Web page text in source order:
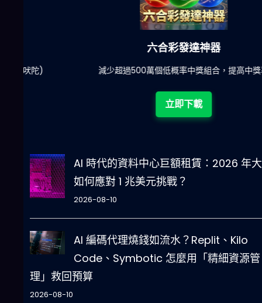
六合彩發達神器
減少超過500萬個低概率中獎組合，提高中獎率
立即下載
AI 時代的資料中心巨額租賃：2026 年
如何應對 1 兆美元挑戰？
2026-08-10
AI 編碼代理燒錢如流水？Replit、Kilo
Code、Symbotic 怎麼用「精細資源管
理」救回預算
2026-08-10